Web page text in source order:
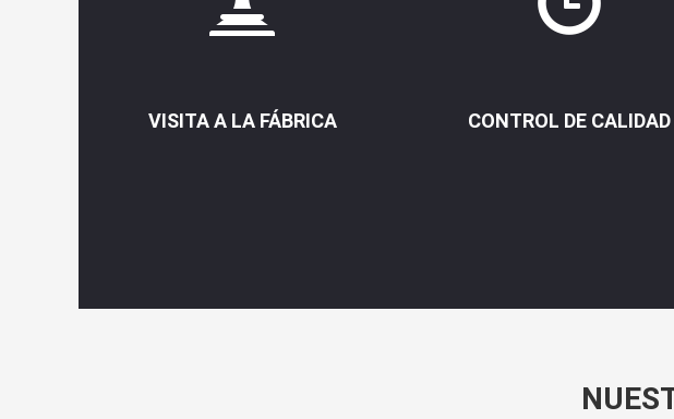
VISITA A LA FÁBRICA CONTROL DE CALIDAD